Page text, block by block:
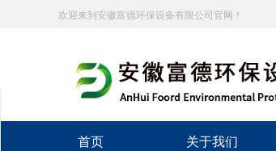
欢迎来到安徽富德环保设备有限公司官网！
首页 关于我们